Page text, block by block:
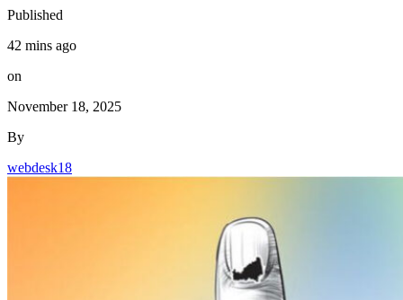
Published
42 mins ago
on
November 18, 2025
By
webdesk18